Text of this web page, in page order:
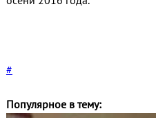
#
Популярное в тему: